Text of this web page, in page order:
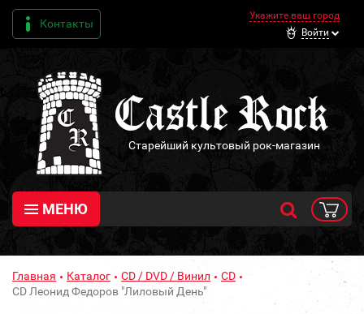
Контакты
Укажите ваш город
Войти
Старейший культовый рок-магазин
МЕНЮ
Главная Каталог CD / DVD / Винил
CD
CD Леонид Федоров "Лиловый День"